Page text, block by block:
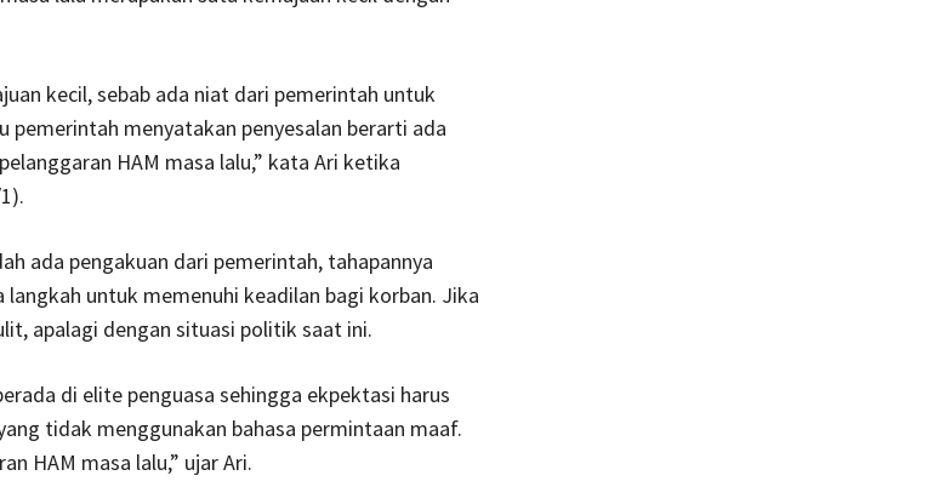
kecil, sebab ada niat dari pemerintah untuk
pemerintah menyatakan penyesalan berarti ada
HAM masa lalu,” kata Ari ketika
ada pengakuan dari pemerintah, tahapannya
untuk memenuhi keadilan bagi korban. Jika
apalagi dengan situasi politik saat ini.
di elite penguasa sehingga ekpektasi harus
tidak menggunakan bahasa permintaan maaf.
HAM masa lalu,” ujar Ari.